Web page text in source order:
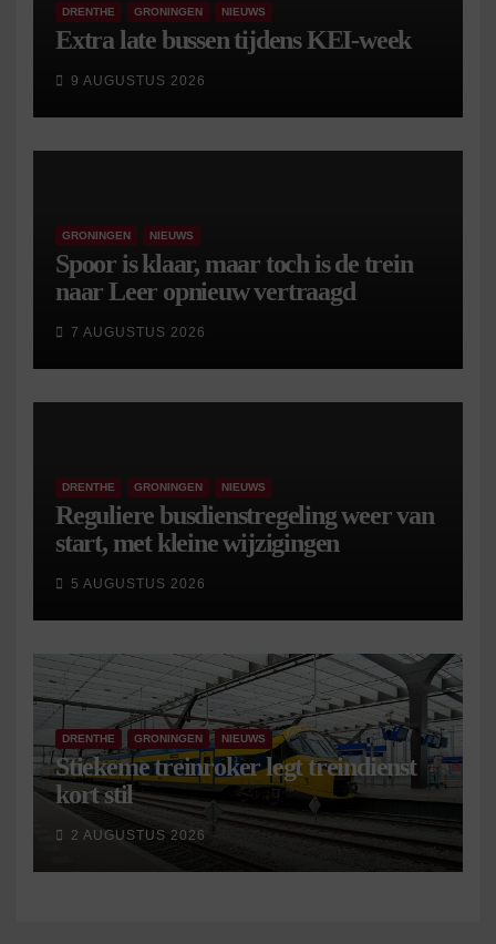
DRENTHE GRONINGEN NIEUWS
Extra late bussen tijdens KEI-week
9 AUGUSTUS 2026
GRONINGEN NIEUWS
Spoor is klaar, maar toch is de trein
naar Leer opnieuw vertraagd
7 AUGUSTUS 2026
DRENTHE GRONINGEN NIEUWS
Reguliere busdienstregeling weer van
start, met kleine wijzigingen
5 AUGUSTUS 2026
DRENTHE GRONINGEN NIEUWS
Stiekeme treinroker legt treindienst
kort stil
2 AUGUSTUS 2026